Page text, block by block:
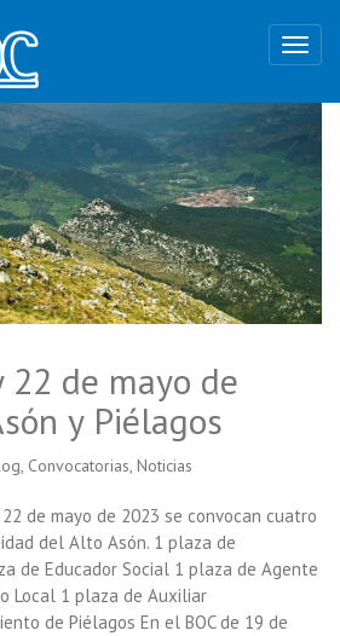
22 de mayo de
y Piélagos
, Convocatorias, Noticias
de mayo de 2023 se convocan cuatro
del Alto Asón. 1 plaza de
de Educador Social 1 plaza de Agente
Local 1 plaza de Auxiliar
de Piélagos En el BOC de 19 de